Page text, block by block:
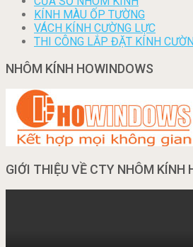
KÍNH MÀU ỐP TƯỜNG
VÁCH KÍNH CƯỜNG LỰC
THI CÔNG LẮP ĐẶT KÍNH
NHÔM KÍNH HOWINDOWS
GIỚI THIỆU VỀ CTY NHÔM KÍNH